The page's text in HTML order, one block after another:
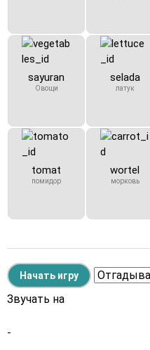
sayuran
Овощи
selada
латук
tomat
помидор
wortel
морковь
Звучать на
-